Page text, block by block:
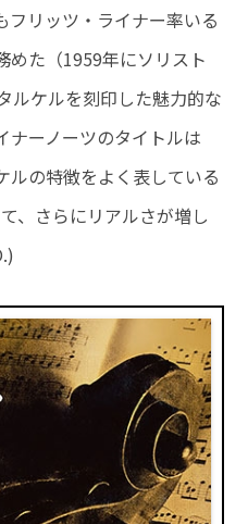
フリッツ・ライナー率いる
めた（1959年にソリスト
ルケルを刻印した魅力的な
ナーノーツのタイトルは
ルの特徴をよく表している
、さらにリアルさが増し